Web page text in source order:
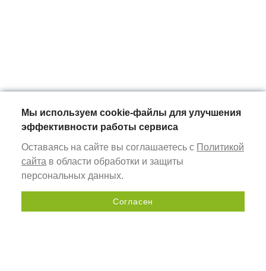
Отправить запрос
Мы используем cookie-файлы для улучшения
эффективности работы сервиса
Оставаясь на сайте вы соглашаетесь с Политикой
сайта в области обработки и защиты
персональных данных.
Согласен